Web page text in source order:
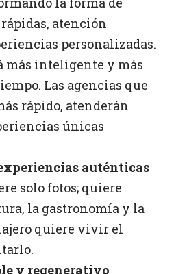
atención
personalizadas.
más inteligente y más
Las agencias que
rápido, atenderán
únicas
auténticas
solo fotos; quiere
la gastronomía y la
quiere vivir el
y regenerativo